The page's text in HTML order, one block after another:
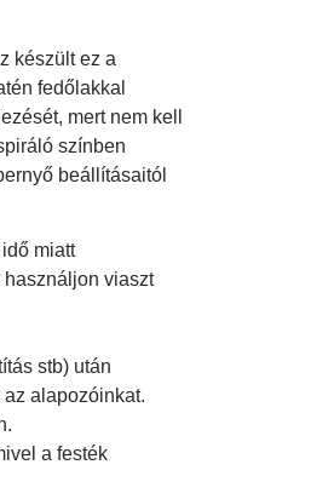
készült ez a
fedőlakkal
mert nem kell
színben
beállításaitól
miatt
használjon viaszt
stb) után
alapozóinkat.
a festék